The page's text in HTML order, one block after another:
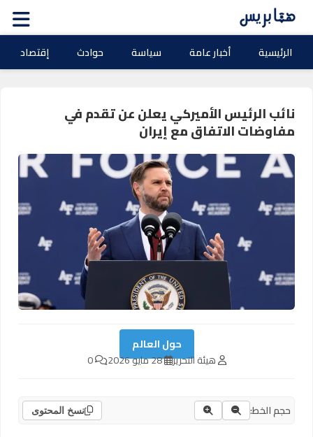
الرئيسية أخبار عامة سياسة حوادث إقتصاد
نائب الرئيس الأميركي يعلن عن تقدم في
مفاوضات الاتفاق مع إيران
حول العالم
هيئة التحرير 28 مايو 2026 0
حجم الخط: نسخ المحتوى